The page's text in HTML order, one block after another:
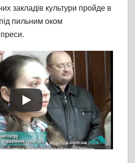
закладів культури пройде в
пильним оком